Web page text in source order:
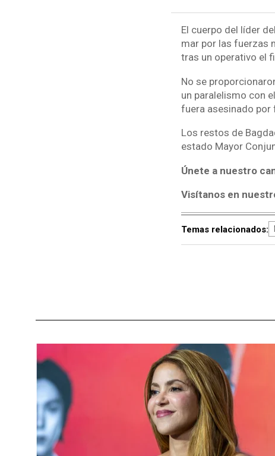
El cuerpo del líder
mar por las fuerzas
tras un operativo el
No se
un paralelismo con
fuera asesinado por
Los restos de
estado Mayor
Únete a nuestro
Visítanos en
Temas relacionados: